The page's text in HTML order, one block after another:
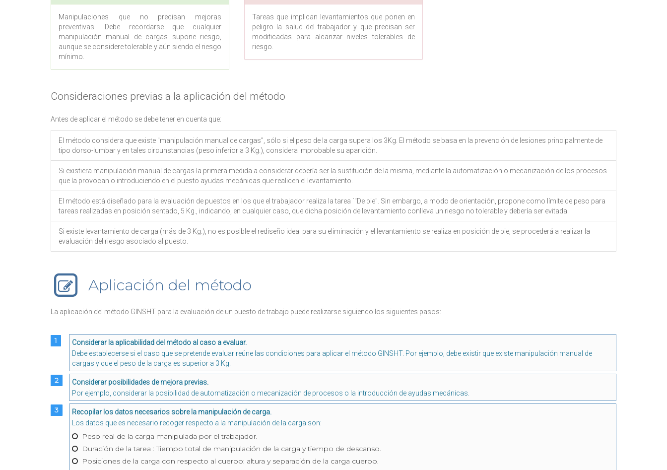
Manipulaciones que no precisan mejoras
preventivas. Debe recordarse que cualquier
manipulación manual de cargas supone riesgo,
aunque se considere tolerable y aún siendo el riesgo
mínimo.
Tareas que implican levantamientos que ponen en
peligro la salud del trabajador y que precisan ser
modificadas para alcanzar niveles tolerables de
riesgo.
Consideraciones previas a la aplicación del método
Antes de aplicar el método se debe tener en cuenta que:
El método considera que existe "manipulación manual de cargas", sólo si el peso de la carga supera los 3Kg. El método se basa en la prevención de lesiones principalmente de
tipo dorso-lumbar y en tales circunstancias (peso inferior a 3 Kg.), considera improbable su aparición.
Si existiera manipulación manual de cargas la primera medida a considerar debería ser la sustitución de la misma, mediante la automatización o mecanización de los procesos
que la provocan o introduciendo en el puesto ayudas mecánicas que realicen el levantamiento.
El método está diseñado para la evaluación de puestos en los que el trabajador realiza la tarea ´"De pie". Sin embargo, a modo de orientación, propone como límite de peso para
tareas realizadas en posición sentado, 5 Kg., indicando, en cualquier caso, que dicha posición de levantamiento conlleva un riesgo no tolerable y debería ser evitada.
Si existe levantamiento de carga (más de 3 Kg.), no es posible el rediseño ideal para su eliminación y el levantamiento se realiza en posición de pie, se procederá a realizar la
evaluación del riesgo asociado al puesto.
Aplicación del método
La aplicación del método GINSHT para la evaluación de un puesto de trabajo puede realizarse siguiendo los siguientes pasos:
1
Considerar la aplicabilidad del método al caso a evaluar.
Debe establecerse si el caso que se pretende evaluar reúne las condiciones para aplicar el método GINSHT. Por ejemplo, debe existir que existe manipulación manual de
cargas y que el peso de la carga es superior a 3 Kg.
2
Considerar posibilidades de mejora previas.
Por ejemplo, considerar la posibilidad de automatización o mecanización de procesos o la introducción de ayudas mecánicas.
3
Recopilar los datos necesarios sobre la manipulación de carga.
Los datos que es necesario recoger respecto a la manipulación de la carga son:
Peso real de la carga manipulada por el trabajador.
Duración de la tarea : Tiempo total de manipulación de la carga y tiempo de descanso.
Posiciones de la carga con respecto al cuerpo: altura y separación de la carga cuerpo.